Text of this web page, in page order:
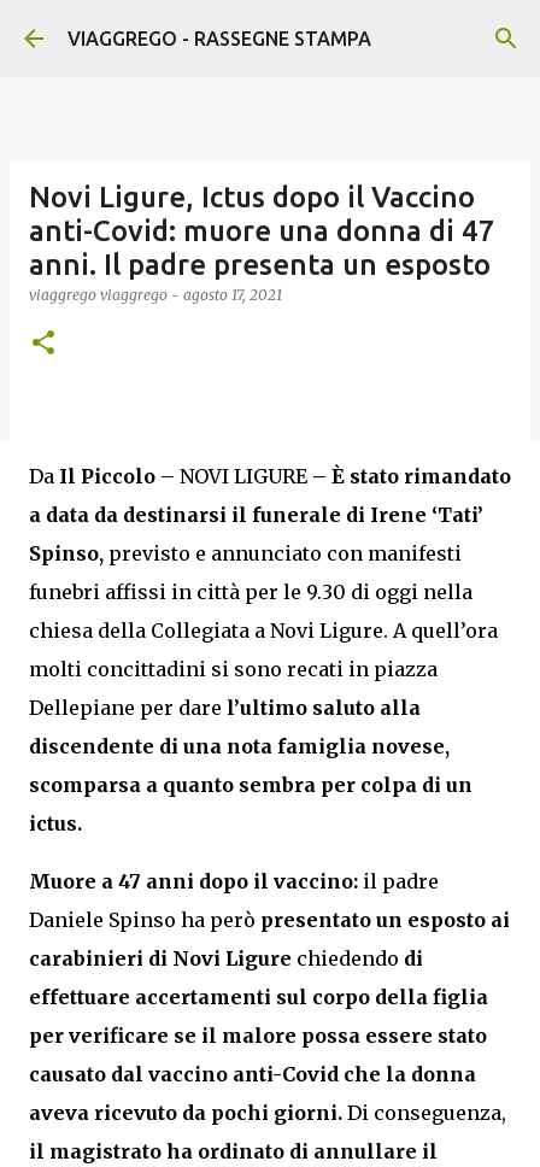
Passa ai contenuti principali
VIAGGREGO - RASSEGNE STAMPA
Novi Ligure, Ictus dopo il Vaccino
anti-Covid: muore una donna di 47
anni. Il padre presenta un esposto
viaggrego viaggrego - agosto 17, 2021
Da Il Piccolo – NOVI LIGURE – È stato rimandato
a data da destinarsi il funerale di Irene ‘Tati’
Spinso, previsto e annunciato con manifesti
funebri affissi in città per le 9.30 di oggi nella
chiesa della Collegiata a Novi Ligure. A quell’ora
molti concittadini si sono recati in piazza
Dellepiane per dare l’ultimo saluto alla
discendente di una nota famiglia novese,
scomparsa a quanto sembra per colpa di un
ictus.
Muore a 47 anni dopo il vaccino: il padre
Daniele Spinso ha però presentato un esposto ai
carabinieri di Novi Ligure chiedendo di
effettuare accertamenti sul corpo della figlia
per verificare se il malore possa essere stato
causato dal vaccino anti-Covid che la donna
aveva ricevuto da pochi giorni. Di conseguenza,
il magistrato ha ordinato di annullare il